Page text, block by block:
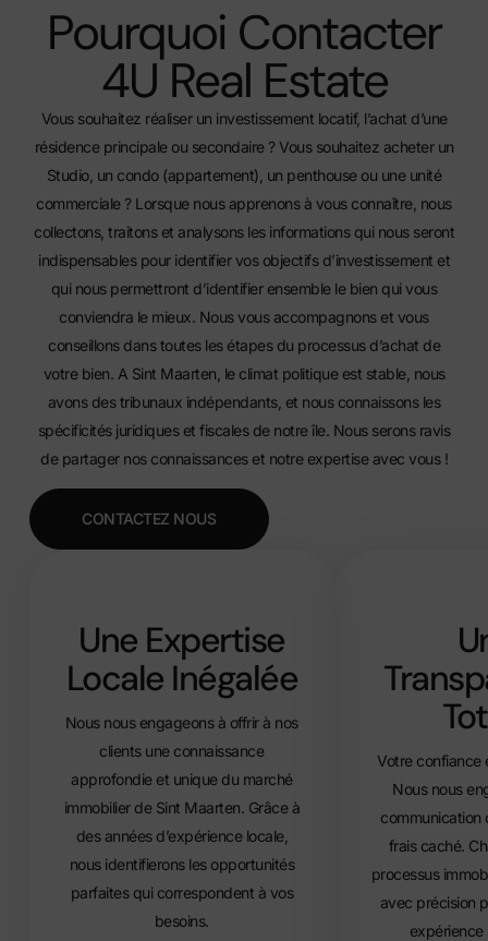
Pourquoi Contacter
4U Real Estate
Vous souhaitez réaliser un investissement locatif, l’achat d’une
résidence principale ou secondaire ? Vous souhaitez acheter un
Studio, un condo (appartement), un penthouse ou une unité
commerciale ? Lorsque nous apprenons à vous connaître, nous
collectons, traitons et analysons les informations qui nous seront
indispensables pour identifier vos objectifs d’investissement et
qui nous permettront d’identifier ensemble le bien qui vous
conviendra le mieux. Nous vous accompagnons et vous
conseillons dans toutes les étapes du processus d’achat de
votre bien. A Sint Maarten, le climat politique est stable, nous
avons des tribunaux indépendants, et nous connaissons les
spécificités juridiques et fiscales de notre île. Nous serons ravis
de partager nos connaissances et notre expertise avec vous !
CONTACTEZ NOUS
Une Expertise
Locale Inégalée
Nous nous engageons à offrir à nos
clients une connaissance
approfondie et unique du marché
immobilier de Sint Maarten. Grâce à
des années d’expérience locale,
nous identifierons les opportunités
parfaites qui correspondent à vos
besoins.
Votre confiance
Nous nous
communication
frais caché.
processus
avec précision
expérience